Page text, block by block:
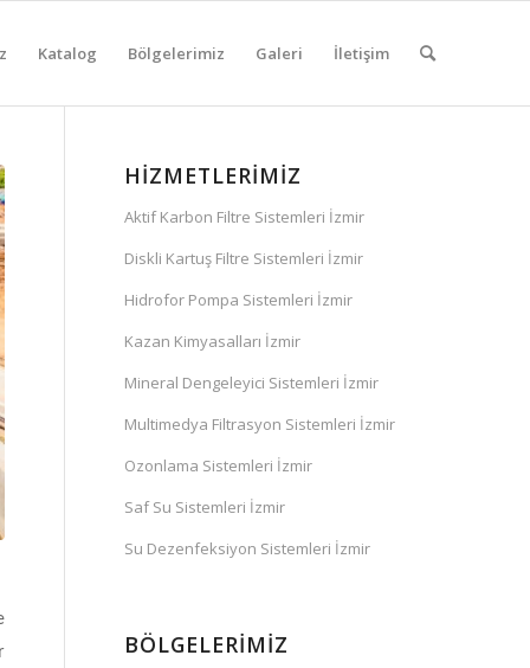
Katalog Bölgelerimiz Galeri İletişim
HIZMETLERIMIZ
Aktif Karbon Filtre Sistemleri İzmir
Diskli Kartuş Filtre Sistemleri İzmir
Hidrofor Pompa Sistemleri İzmir
Kazan Kimyasalları İzmir
Mineral Dengeleyici Sistemleri İzmir
Multimedya Filtrasyon Sistemleri İzmir
Ozonlama Sistemleri İzmir
Saf Su Sistemleri İzmir
Su Dezenfeksiyon Sistemleri İzmir
BÖLGELERIMIZ